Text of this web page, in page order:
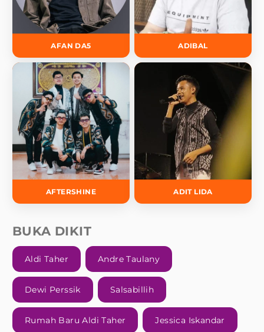
AFAN DA5 ADIBAL
AFTERSHINE ADIT LIDA
BUKA DIKIT
Aldi Taher Andre Taulany
Dewi Perssik Salsabillih
Rumah Baru Aldi Taher Jessica Iskandar